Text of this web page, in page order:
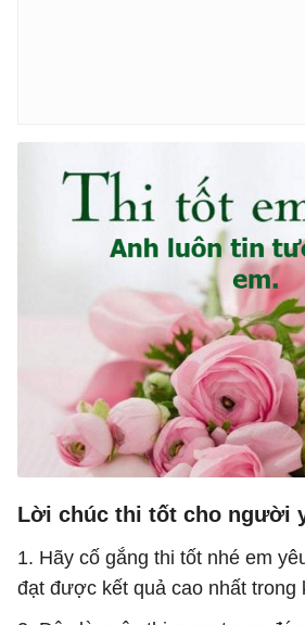
Lời chúc thi tốt cho người
1. Hãy cố gắng thi tốt nhé em
đạt được kết quả cao nhất trong